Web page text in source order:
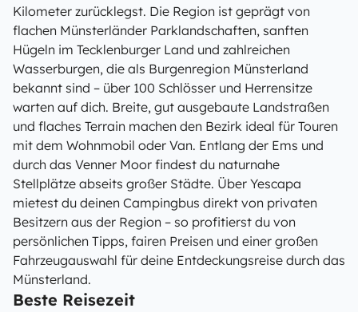
Kilometer zurücklegst. Die Region ist geprägt von
flachen Münsterländer Parklandschaften, sanften
Hügeln im Tecklenburger Land und zahlreichen
Wasserburgen, die als Burgenregion Münsterland
bekannt sind – über 100 Schlösser und Herrensitze
warten auf dich. Breite, gut ausgebaute Landstraßen
und flaches Terrain machen den Bezirk ideal für Touren
mit dem Wohnmobil oder Van. Entlang der Ems und
durch das Venner Moor findest du naturnahe
Stellplätze abseits großer Städte. Über Yescapa
mietest du deinen Campingbus direkt von privaten
Besitzern aus der Region – so profitierst du von
persönlichen Tipps, fairen Preisen und einer großen
Fahrzeugauswahl für deine Entdeckungsreise durch das
Münsterland.
Beste Reisezeit